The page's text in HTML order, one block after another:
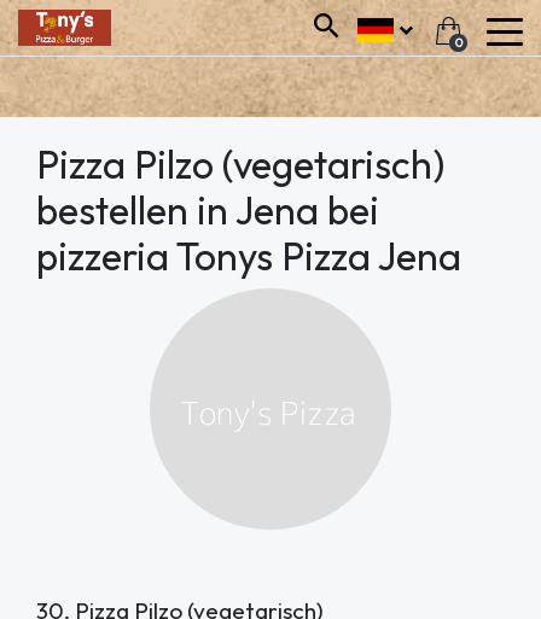
0
Pizza Pilzo (vegetarisch)
bestellen in Jena bei
pizzeria Tonys Pizza Jena
30. Pizza Pilzo (vegetarisch)